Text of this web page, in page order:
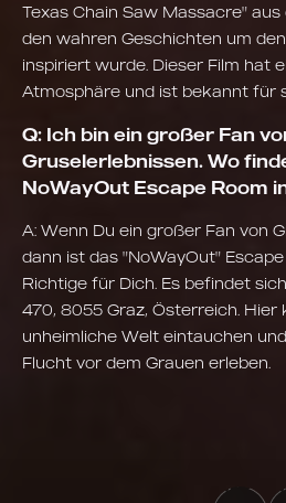
Texas Chain Saw Massacre" aus
den wahren Geschichten um
inspiriert wurde. Dieser Film hat
Atmosphäre und ist bekannt für
Q: Ich bin ein großer Fan
Gruselerlebnissen. Wo
NoWayOut Escape Room
A: Wenn Du ein großer Fan von
dann ist das "NoWayOut"
Richtige für Dich. Es befindet
470, 8055 Graz, Österreich. Hier
unheimliche Welt eintauchen
Flucht vor dem Grauen erleben.